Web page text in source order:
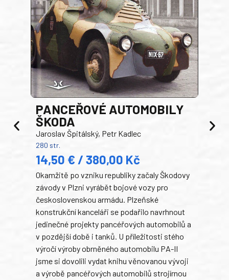
PANCEŘOVÉ AUTOMOBILY
ŠKODA
Jaroslav Špitálský, Petr Kadlec
280 str.
14,50 € / 380,00 Kč
Okamžitě po vzniku republiky začaly Škodovy
závody v Plzni vyrábět bojové vozy pro
československou armádu. Plzeňské
konstrukční kanceláři se podařilo navrhnout
jedinečné projekty pancéřových automobilů a
v pozdější době i tanků. U příležitosti stého
výročí výroby obrněného automobilu PA-II
jsme si dovolili vydat knihu věnovanou vývoji
a výrobě pancéřových automobilů strojírnou